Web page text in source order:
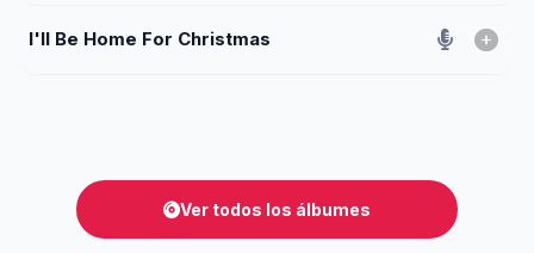
I'll Be Home For Christmas
Ver todos los álbumes